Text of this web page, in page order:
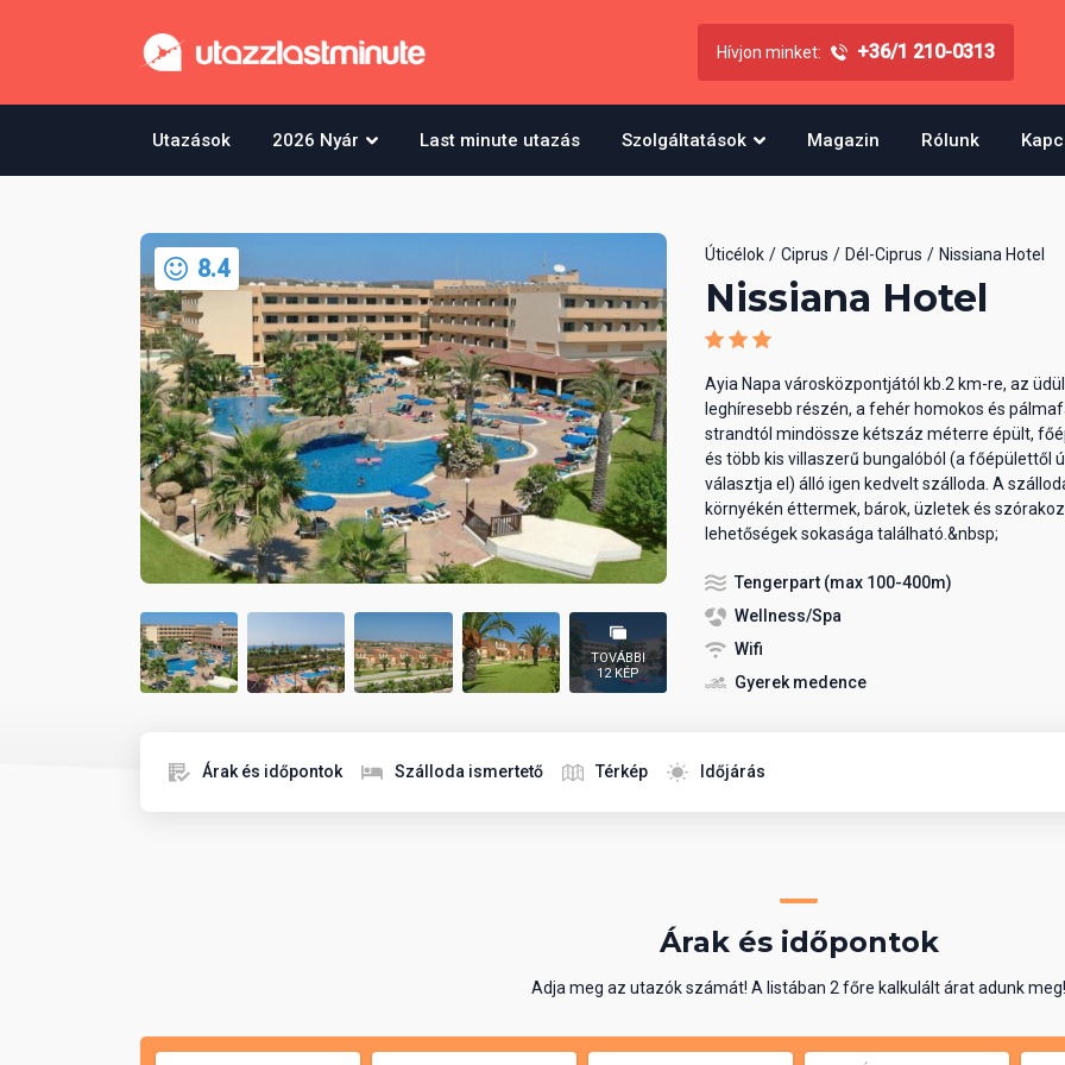
Hívjon minket: +36/1 210-0313
Utazások 2026 Nyár Last minute utazás Szolgáltatások Magazin Rólunk
8.4
TOVÁBBI
12 KÉP
Úticélok Ciprus Dél-Ciprus Nissiana Hotel
Nissiana Hotel
Ayia Napa városközpontjától kb.2 km-re, az
leghíresebb részén, a fehér homokos és
strandtól mindössze kétszáz méterre épült,
és több kis villaszerű bungalóból (a főépülettől
választja el) álló igen kedvelt szálloda. A
környékén éttermek, bárok, üzletek és
lehetőségek sokasága található.&nbsp;
Tengerpart (max 100-400m)
Wellness/Spa
Wifi
Gyerek medence
Árak és időpontok Szálloda ismertető Térkép Időjárás
Árak és időpontok
Adja meg az utazók számát! A listában 2 főre kalkulált árat adunk meg!